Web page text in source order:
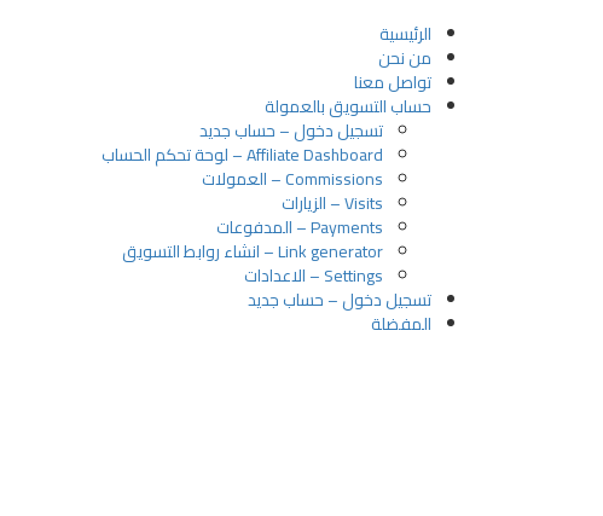
الرئيسية
من نحن
تواصل معنا
حساب التسويق بالعمولة
تسجيل دخول – حساب جديد
Affiliate Dashboard – لوحة تحكم الحساب
Commissions – العمولات
Visits – الزيارات
Payments – المدفوعات
Link generator – انشاء روابط التسويق
Settings – الاعدادات
تسجيل دخول – حساب جديد
المفضلة